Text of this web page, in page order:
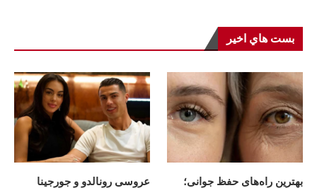
بست هاي اخير
بهترین راه‌های حفظ جوانی؛
عروسی رونالدو و جورجینا